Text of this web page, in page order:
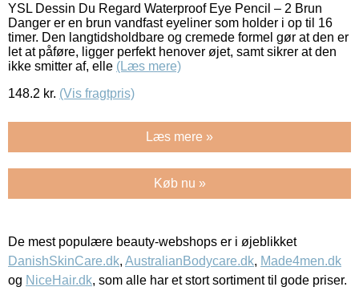
YSL Dessin Du Regard Waterproof Eye Pencil – 2 Brun
Danger er en brun vandfast eyeliner som holder i op til 16
timer. Den langtidsholdbare og cremede formel gør at den er
let at påføre, ligger perfekt henover øjet, samt sikrer at den
ikke smitter af, elle (Læs mere)
148.2 kr. (Vis fragtpris)
Læs mere »
Køb nu »
De mest populære beauty-webshops er i øjeblikket
DanishSkinCare.dk, AustralianBodycare.dk, Made4men.dk
og NiceHair.dk, som alle har et stort sortiment til gode priser.